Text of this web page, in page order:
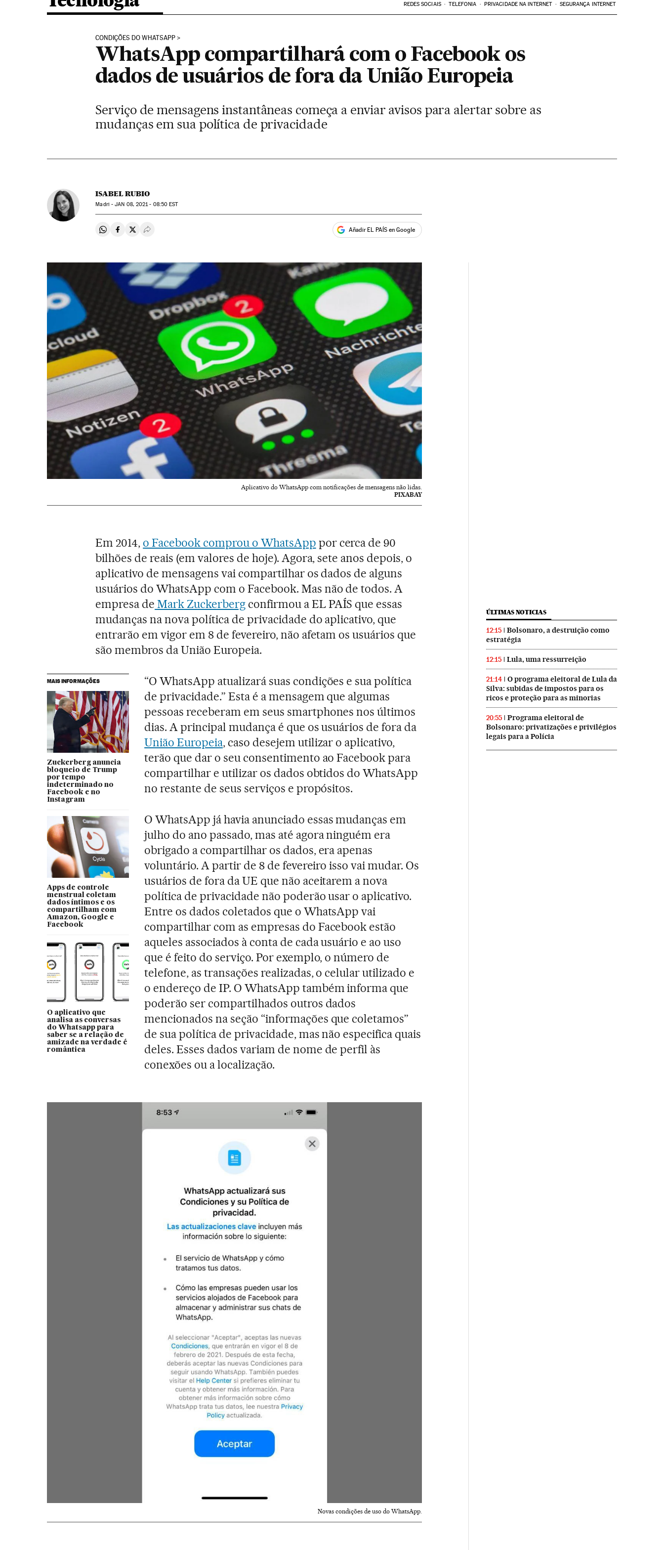
REDES SOCIAIS TELEFONIA PRIVACIDADE NA INTERNET SEGURANÇA INTERNET
CONDIÇÕES DO WHATSAPP
WhatsApp compartilhará com o Facebook os
dados de usuários de fora da União Europeia
Serviço de mensagens instantâneas começa a enviar avisos para alertar sobre as
mudanças em sua política de privacidade
ISABEL RUBIO
Madri -JAN 08, 2021 - 08:50 EST
Compartir en Whatsapp
Compartir en Facebook
Compartir en Twitter
Desplegar Redes Sociales Añadir EL PAÍS en Google
Aplicativo do WhatsApp com notificações de mensagens não lidas.
PIXABAY
Em 2014, o Facebook comprou o WhatsApp por cerca de 90
bilhões de reais (em valores de hoje). Agora, sete anos depois, o
aplicativo de mensagens vai compartilhar os dados de alguns
usuários do WhatsApp com o Facebook. Mas não de todos. A
empresa de Mark Zuckerbergconfirmou a EL PAÍS que essas
mudanças na nova política de privacidade do aplicativo, que
entrarão em vigor em 8 de fevereiro, não afetam os usuários que
são membros da União Europeia.
MAIS INFORMAÇÕES
Zuckerberg anuncia
bloqueio de Trump
por tempo
indeterminado no
Facebook e no
Instagram
Apps de controle
menstrual coletam
dados íntimos e os
compartilham com
Amazon, Google e
Facebook
O aplicativo que
analisa as conversas
do Whatsapp para
saber se a relação de
amizade na verdade é
romântica
“O WhatsApp atualizará suas condições e sua política
de privacidade.” Esta é a mensagem que algumas
pessoas receberam em seus smartphones nos últimos
dias. A principal mudança é que os usuários de fora da
União Europeia, caso desejem utilizar o aplicativo,
terão que dar o seu consentimento ao Facebook para
compartilhar e utilizar os dados obtidos do WhatsApp
no restante de seus serviços e propósitos.
O WhatsApp já havia anunciado essas mudanças em
julho do ano passado, mas até agora ninguém era
obrigado a compartilhar os dados, era apenas
voluntário. A partir de 8 de fevereiro isso vai mudar. Os
usuários de fora da UE que não aceitarem a nova
política de privacidade não poderão usar o aplicativo.
Entre os dados coletados que o WhatsApp vai
compartilhar com as empresas do Facebook estão
aqueles associados à conta de cada usuário e ao uso
que é feito do serviço. Por exemplo, o número de
telefone, as transações realizadas, o celular utilizado e
o endereço de IP. O WhatsApp também informa que
poderão ser compartilhados outros dados
mencionados na seção “informações que coletamos”
de sua política de privacidade, mas não especifica quais
deles. Esses dados variam de nome de perfil às
conexões ou a localização.
Novas condições de uso do WhatsApp.
ÚLTIMAS NOTICIAS
12:15
Bolsonaro, a destruição como
estratégia
12:15 Lula, uma ressurreição
21:14
O programa eleitoral de Lula da
Silva: subidas de impostos para os
ricos e proteção para as minorias
20:55
Programa eleitoral de
Bolsonaro: privatizações e privilégios
legais para a Polícia